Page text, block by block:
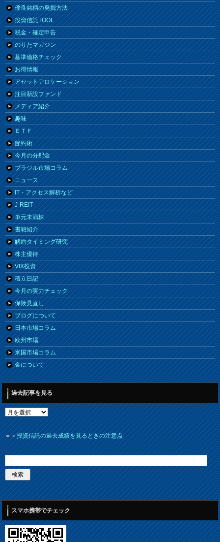
優良銘柄の発掘方法
投資信託TOOL
税金・確定申告
のりたマガジン
基準価格チェック
お得情報
アセットアロケーション
注目新設ファンド
メディア紹介
趣味
ＥＴＦ
節約術
今月の分配金
ブラジル市場コラム
ニュース
IT・アクセス解析など
J-REIT
単元未満株
書籍紹介
解約タイミング研究
株主優待
VIX投資
積立日記
今月の実力チェック
保険見直し
ブログについて
日本市場コラム
欧州市場
米国市場コラム
金について
過去記事を見る
＝＞投資信託の過去成績を見るときの注意点
スマホ携帯でチェック